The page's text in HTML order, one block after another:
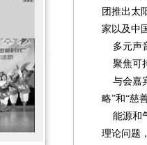
团推出太
家以及中
多元声
聚焦可
与会嘉
略”和“慈
能源和
理论问题